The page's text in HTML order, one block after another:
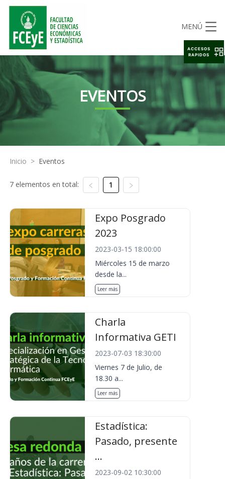
MENÚ
EVENTOS
Inicio > Eventos
7 elementos en total: 1
Expo Posgrado
2023
2023-03-15 18:00:00
Miércoles 15 de marzo
desde la...
Leer más
Charla
Informativa GETI
2023-07-03 18:30:00
Viernes 7 de Julio, de
18.30 a...
Leer más
Estadística:
Pasado, presente
...
2023-09-02 10:30:00
ACCESOS
RAPIDOS